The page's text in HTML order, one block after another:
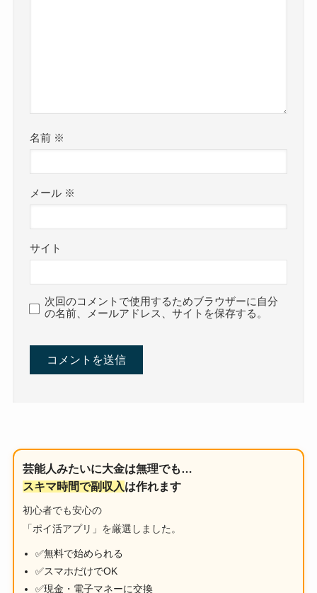
名前 ※
メール ※
サイト
次回のコメントで使用するためブラウザーに自分
の名前、メールアドレス、サイトを保存する。
芸能人みたいに大金は無理でも…
スキマ時間で副収入は作れます
初心者でも安心の
「ポイ活アプリ」を厳選しました。
✅無料で始められる
✅スマホだけでOK
✅現金・電子マネーに交換